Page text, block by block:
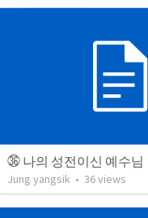
㊱ 나의 성전이신 예수님
Jung yangsik • 36views